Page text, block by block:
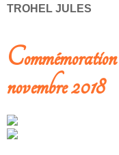
TROHEL JULES
novembre 2018